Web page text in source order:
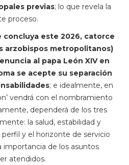
previas; lo que revela la
proceso.
concluya este 2026, catorce
arzobispos metropolitanos)
al papa León XIV en
se acepte su separación
; e idealmente, en
vendrá con el nombramiento
dependerá de los tres
la salud, estabilidad y
y el horizonte de servicio
importancia de los asuntos
atendidos.